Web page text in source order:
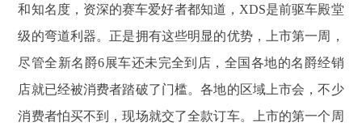
和知名度，资深的赛车爱好者都知道，XDS是前驱车殿堂
级的弯道利器。正是拥有这些明显的优势，上市第一周，
尽管全新名爵6展车还未完全到店，全国各地的名爵经销
店就已经被消费者踏破了门槛。各地的区域上市会，不少
消费者怕买不到，现场就交了全款订车。上市的第一个周